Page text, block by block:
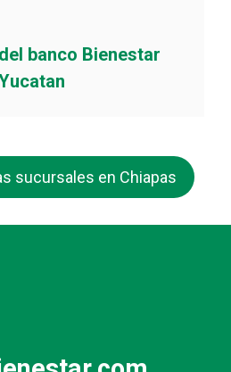
banco Bienestar
sucursales en Chiapas